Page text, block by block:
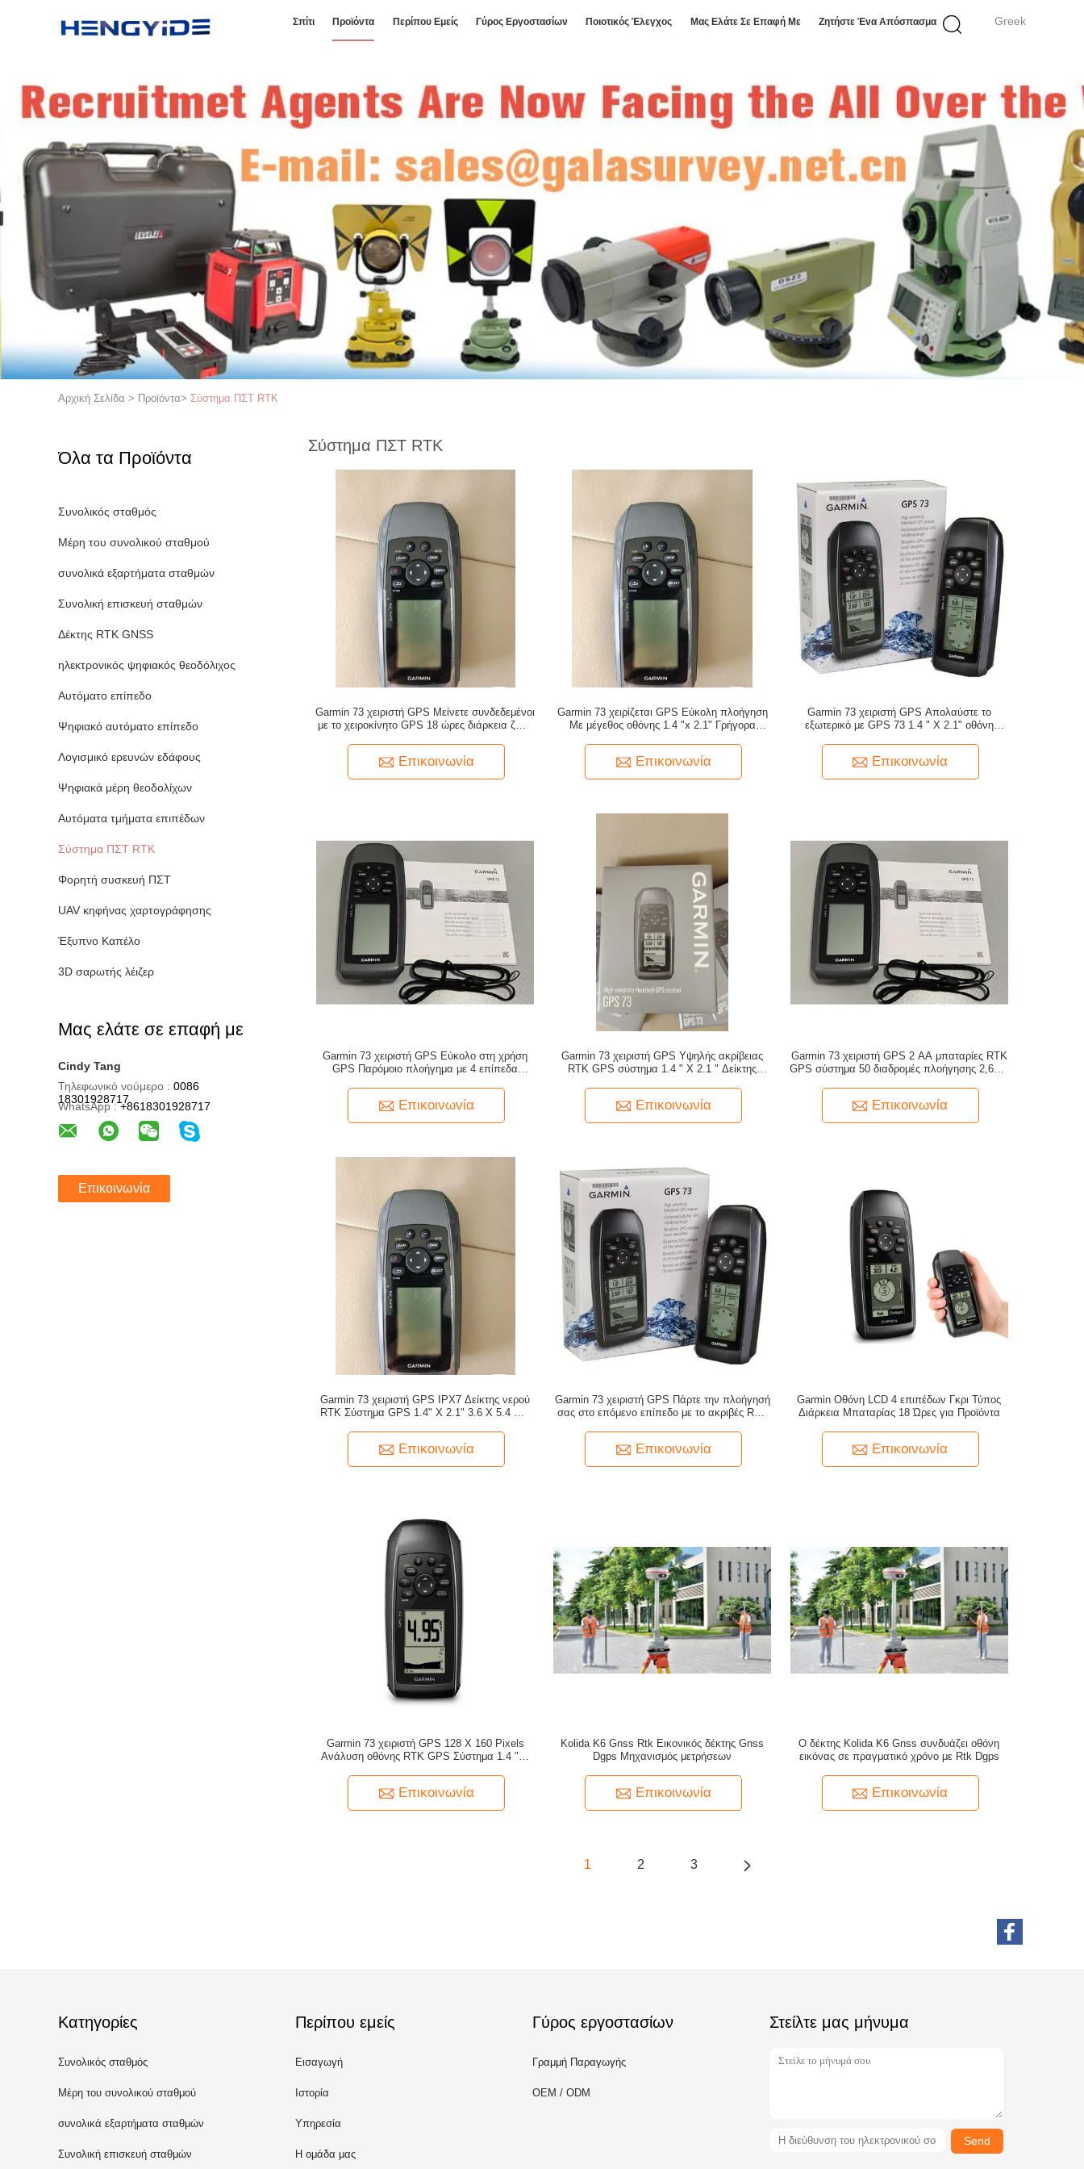
Greek
Σπίτι Προϊόντα Περίπου Εμείς Γύρος Εργοστασίων Ποιοτικός Έλεγχος Μας Ελάτε Σε Επαφή Με Ζητήστε Ένα Απόσπασμα
Αρχική Σελίδα > Προϊόντα> Σύστημα ΠΣΤ RTK
Όλα τα Προϊόντα
Συνολικός σταθμός
Μέρη του συνολικού σταθμού
συνολικά εξαρτήματα σταθμών
Συνολική επισκευή σταθμών
Δέκτης RTK GNSS
ηλεκτρονικός ψηφιακός θεοδόλιχος
Αυτόματο επίπεδο
Ψηφιακό αυτόματο επίπεδο
Λογισμικό ερευνών εδάφους
Ψηφιακά μέρη θεοδολίχων
Αυτόματα τμήματα επιπέδων
Σύστημα ΠΣΤ RTK
Φορητή συσκευή ΠΣΤ
UAV κηφήνας χαρτογράφησης
Έξυπνο Καπέλο
3D σαρωτής λέιζερ
Μας ελάτε σε επαφή με
Cindy Tang
Τηλεφωνικό νούμερο : 0086
18301928717
WhatsApp :+8618301928717
Επικοινωνία
Σύστημα ΠΣΤ RTK
Garmin 73 χειριστή GPS Μείνετε συνδεδεμένοι
με το χειροκίνητο GPS 18 ώρες διάρκεια ζωής
Επικοινωνία
Garmin 73 χειρίζεται GPS Εύκολη πλοήγηση
Με μέγεθος οθόνης 1.4 "x 2.1" Γρήγορα
Επικοινωνία
Garmin 73 χειριστή GPS Απολαύστε το
εξωτερικό με GPS 73 1.4 " X 2.1" οθόνη
Επικοινωνία
Garmin 73 χειριστή GPS Εύκολο στη χρήση
GPS Παρόμοιο πλοήγημα με 4 επίπεδα
Επικοινωνία
Garmin 73 χειριστή GPS Υψηλής ακρίβειας
RTK GPS σύστημα 1.4 " X 2.1 " Δείκτης
Επικοινωνία
Garmin 73 χειριστή GPS 2 AA μπαταρίες RTK
GPS σύστημα 50 διαδρομές πλοήγησης 2,6 "X
Επικοινωνία
Garmin 73 χειριστή GPS IPX7 Δείκτης νερού
RTK Σύστημα GPS 1.4" X 2.1" 3.6 X 5.4 Cm
μπαταρίας για τις απαιτήσεις των πελατών
σας
Επικοινωνία
Garmin 73 χειριστή GPS Πάρτε την πλοήγησή
σας στο επόμενο επίπεδο με το ακριβές RTK
Επικοινωνία
Garmin Οθόνη LCD 4 επιπέδων Γκρι Τύπος
Διάρκεια Μπαταρίας 18 Ώρες για Προϊόντα
Επικοινωνία
Garmin 73 χειριστή GPS 128 X 160 Pixels
Ανάλυση οθόνης RTK GPS Σύστημα 1.4 " X
μπαταρίες AA Δεν περιλαμβάνεται
Επικοινωνία
Kolida K6 Gnss Rtk Εικονικός δέκτης Gnss
Dgps Μηχανισμός μετρήσεων
Επικοινωνία
Ο δέκτης Kolida K6 Gnss συνδυάζει οθόνη
εικόνας σε πραγματικό χρόνο με Rtk Dgps
Επικοινωνία
1 2 3
Κατηγορίες
Συνολικός σταθμός
Μέρη του συνολικού σταθμού
συνολικά εξαρτήματα σταθμών
Συνολική επισκευή σταθμών
Περίπου εμείς
Εισαγωγή
Ιστορία
Υπηρεσία
Η ομάδα μας
Γύρος εργοστασίων
Γραμμή Παραγωγής
OEM / ODM
Στείλτε μας μήνυμα
Send